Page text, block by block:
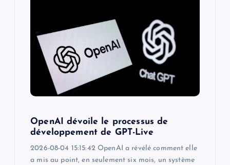
OpenAI dévoile le processus de
développement de GPT-Live
2026-08-04 15:15:42 OpenAI a révélé comment elle
a mis au point, en seulement six mois, un système